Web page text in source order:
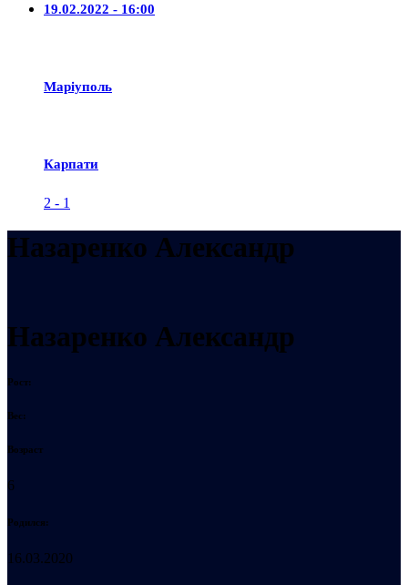
19.02.2022 - 16:00
Маріуполь
Карпати
2 - 1
Назаренко Александр
Назаренко Александр
Рост:
Вес:
Возраст
6
Родился:
16.03.2020